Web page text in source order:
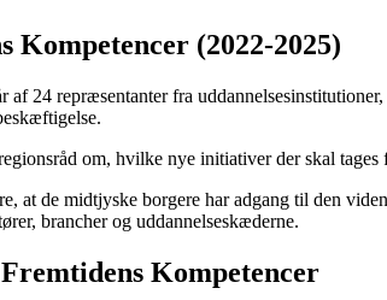
Kompetencer (2022-2025)
af 24 repræsentanter fra
om, hvilke nye initiativer der skal
at de midtjyske borgere har adgang til den
brancher og uddannelseskæderne.
Kompetencer